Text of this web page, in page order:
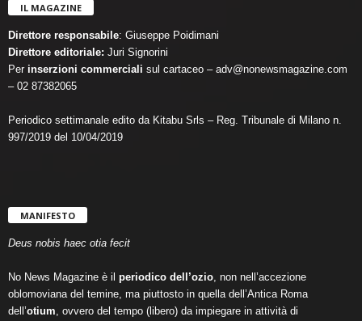
IL MAGAZINE
Direttore responsabile: Giuseppe Poidimani
Direttore editoriale: Juri Signorini
Per inserzioni commerciali sul cartaceo – adv@nonewsmagazine.com
– 02 87382065
Periodico settimanale edito da Kitabu Srls – Reg. Tribunale di Milano n.
997/2019 del 10/04/2019
MANIFESTO
Deus nobis haec otia fecit
No News Magazine è il periodico dell’ozio, non nell’accezione
oblomoviana del temine, ma piuttosto in quella dell’Antica Roma
dell’otium, ovvero del tempo (libero) da impiegare in attività di